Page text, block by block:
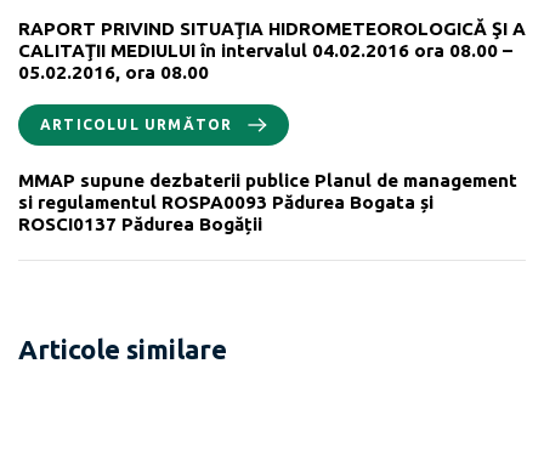
RAPORT PRIVIND SITUAŢIA HIDROMETEOROLOGICĂ ŞI A
CALITAŢII MEDIULUI în intervalul 04.02.2016 ora 08.00 –
05.02.2016, ora 08.00
ARTICOLUL URMĂTOR
MMAP supune dezbaterii publice Planul de management
si regulamentul ROSPA0093 Pădurea Bogata și
ROSCI0137 Pădurea Bogății
Articole similare